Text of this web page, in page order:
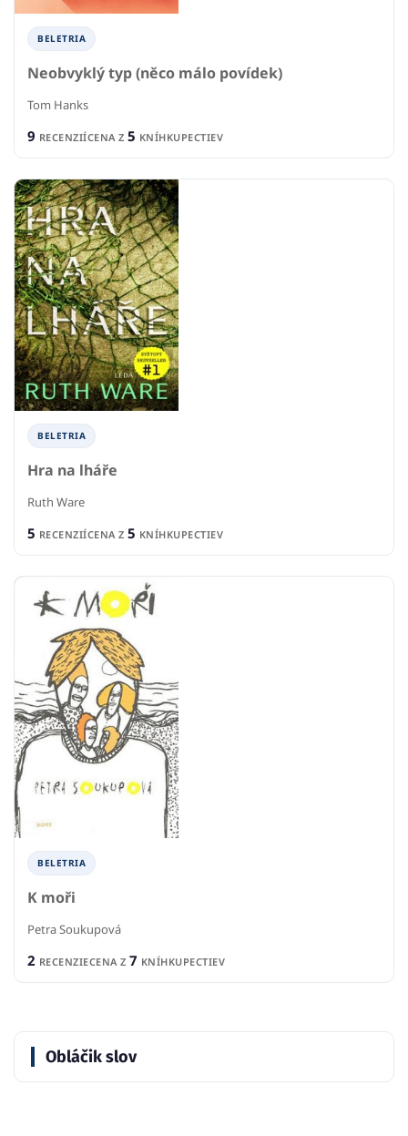
BELETRIA
Neobvyklý typ (něco málo povídek)
Tom Hanks
9 RECENZIÍCENA Z 5 KNÍHKUPECTIEV
BELETRIA
Hra na lháře
Ruth Ware
5 RECENZIÍCENA Z 5 KNÍHKUPECTIEV
BELETRIA
K moři
Petra Soukupová
2 RECENZIECENA Z 7 KNÍHKUPECTIEV
Obláčik slov